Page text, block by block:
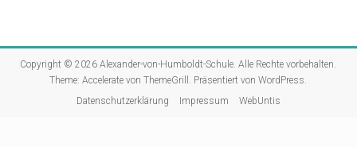
Copyright © 2026Alexander-von-Humboldt-Schule . Alle Rechte vorbehalten.
Theme:Accelerate von ThemeGrill. Präsentiert vonWordPress
Datenschutzerklärung
Impressum WebUntis